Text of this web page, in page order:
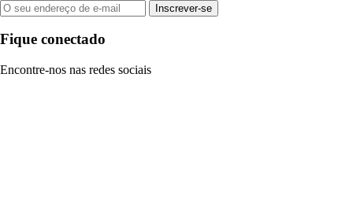
Inscrever-se
Fique conectado
Encontre-nos nas redes sociais